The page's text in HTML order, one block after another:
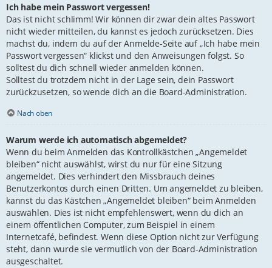
Ich habe mein Passwort vergessen!
Das ist nicht schlimm! Wir können dir zwar dein altes Passwort
nicht wieder mitteilen, du kannst es jedoch zurücksetzen. Dies
machst du, indem du auf der Anmelde-Seite auf „Ich habe mein
Passwort vergessen“ klickst und den Anweisungen folgst. So
solltest du dich schnell wieder anmelden können.
Solltest du trotzdem nicht in der Lage sein, dein Passwort
zurückzusetzen, so wende dich an die Board-Administration.
Nach oben
Warum werde ich automatisch abgemeldet?
Wenn du beim Anmelden das Kontrollkästchen „Angemeldet
bleiben“ nicht auswählst, wirst du nur für eine Sitzung
angemeldet. Dies verhindert den Missbrauch deines
Benutzerkontos durch einen Dritten. Um angemeldet zu bleiben,
kannst du das Kästchen „Angemeldet bleiben“ beim Anmelden
auswählen. Dies ist nicht empfehlenswert, wenn du dich an
einem öffentlichen Computer, zum Beispiel in einem
Internetcafé, befindest. Wenn diese Option nicht zur Verfügung
steht, dann wurde sie vermutlich von der Board-Administration
ausgeschaltet.